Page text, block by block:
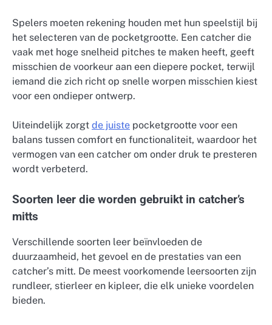
Spelers moeten rekening houden met hun speelstijl bij
het selecteren van de pocketgrootte. Een catcher die
vaak met hoge snelheid pitches te maken heeft, geeft
misschien de voorkeur aan een diepere pocket, terwijl
iemand die zich richt op snelle worpen misschien kiest
voor een ondieper ontwerp.
Uiteindelijk zorgt de juiste pocketgrootte voor een
balans tussen comfort en functionaliteit, waardoor het
vermogen van een catcher om onder druk te presteren
wordt verbeterd.
Soorten leer die worden gebruikt in catcher’s
mitts
Verschillende soorten leer beïnvloeden de
duurzaamheid, het gevoel en de prestaties van een
catcher’s mitt. De meest voorkomende leersoorten zijn
rundleer, stierleer en kipleer, die elk unieke voordelen
bieden.